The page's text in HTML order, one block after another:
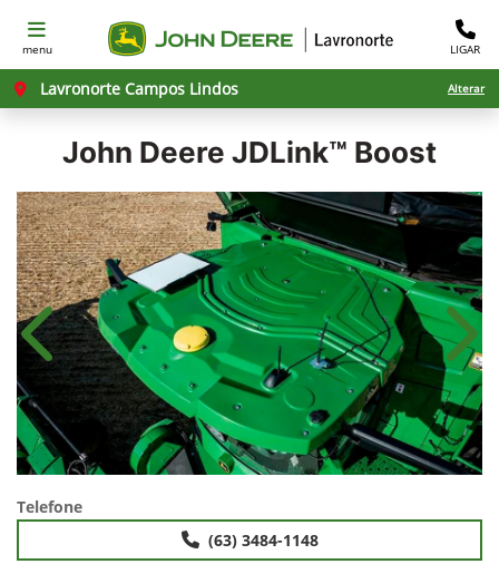
menu LIGAR
Lavronorte Campos Lindos Alterar
John Deere JDLink™ Boost
Anterior
Telefone
(63) 3484-1148